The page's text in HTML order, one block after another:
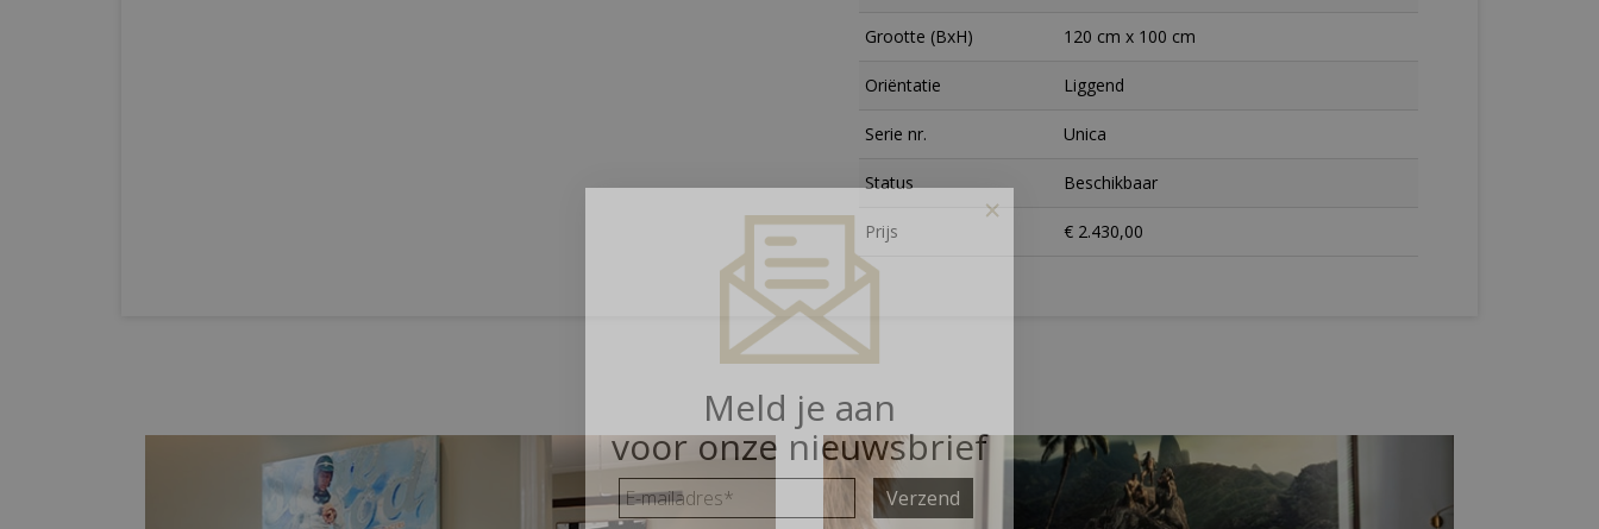
Grootte (BxH) 120 cm x 100 cm
Oriëntatie Liggend
Serie nr. Unica
Status Beschikbaar
Prijs € 2.430,00
Meld je aan
voor onze nieuwsbrief
E-
mailadres *
×